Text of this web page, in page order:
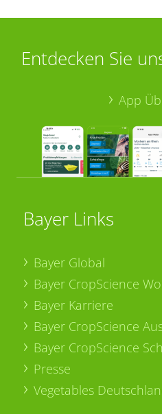
Entdecken Sie
App
Bayer Links
Bayer Global
Bayer CropScience
Bayer Karriere
Bayer CropScience
Bayer CropScience
Presse
Vegetables